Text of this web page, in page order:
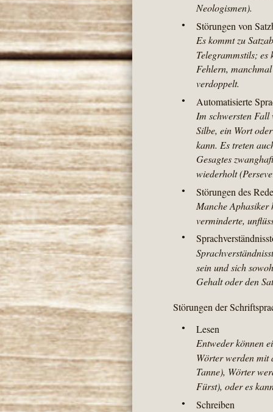
Neologismen).
•
Störungen von
Es kommt zu
Telegrammstils;
Fehlern,
verdoppelt.
•
Automatisierte
Im schwersten
Silbe, ein Wort
kann. Es treten
Gesagtes
wiederholt
•
Störungen des
Manche Aphasiker
verminderte,
•
sein und sich
Gehalt oder den
Störungen der
•
Lesen
Entweder können
Wörter werden mit
Tanne), Wörter
Fürst), oder es
•
Schreiben